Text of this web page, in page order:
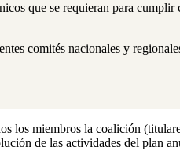
que se requieran para cumplir
comités nacionales y
los miembros la coalición
de las actividades del plan